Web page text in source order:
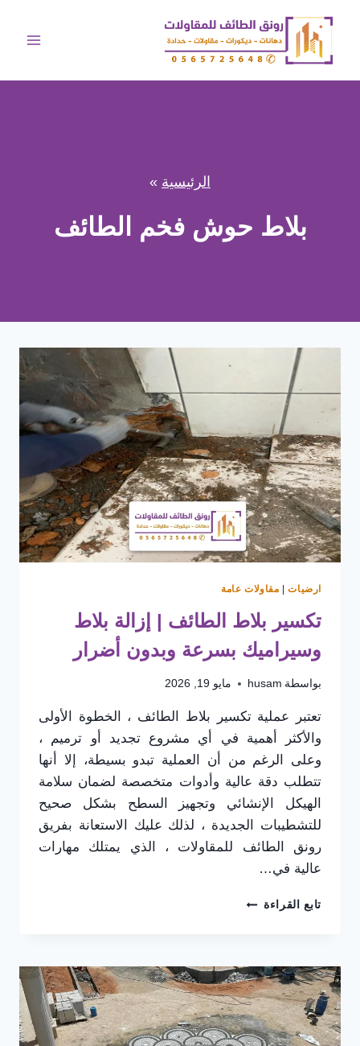
المحتوى
الرئيسية »
بلاط حوش فخم الطائف
ارضيات| مقاولات عامة
تكسير بلاط الطائف | إزالة بلاط
وسيراميك بسرعة وبدون أضرار
بواسطة husam مايو 19, 2026
تعتبر عملية تكسير بلاط الطائف ، الخطوة الأولى
والأكثر أهمية في أي مشروع تجديد أو ترميم ،
وعلى الرغم من أن العملية تبدو بسيطة، إلا أنها
تتطلب دقة عالية وأدوات متخصصة لضمان سلامة
الهيكل الإنشائي وتجهيز السطح بشكل صحيح
للتشطيبات الجديدة ، لذلك عليك الاستعانة بفريق
رونق الطائف للمقاولات ، الذي يمتلك مهارات
عالية في…
تابع القراءة تكسير
إزالة
بلاط
وسيراميك
بسرعة
وبدون